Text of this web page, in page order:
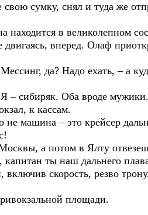
сумку, снял и туда же
находится в великолепном
вперед. Олаф
да? Надо ехать, – а
сибиряк. Оба вроде
к кассам.
машина – это крейсер
а потом в Ялту
ты наш дальнего
скорость, резво
площади.